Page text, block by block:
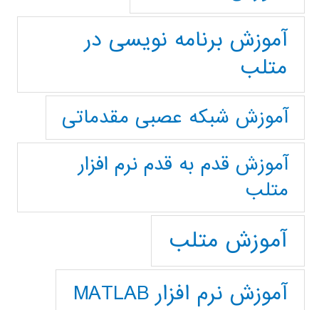
آموزش برنامه نویسی در
متلب
آموزش شبکه عصبی مقدماتی
آموزش قدم به قدم نرم افزار
متلب
آموزش متلب
آموزش نرم افزار MATLAB